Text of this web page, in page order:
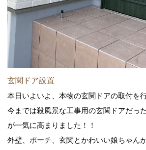
玄関ドア設置
本日いよいよ、本物の玄関ドアの取付を
今までは殺風景な工事用の玄関ドアだっ
が一気に高まりました！！
外壁、ポーチ、玄関とかわいい娘ちゃん